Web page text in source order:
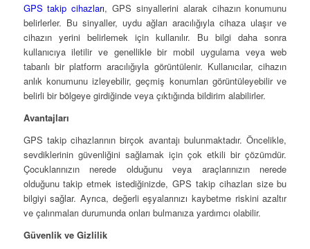
GPS takip cihazları, GPS sinyallerini alarak cihazın konumunu
belirlerler. Bu sinyaller, uydu ağları aracılığıyla cihaza ulaşır ve
cihazın yerini belirlemek için kullanılır. Bu bilgi daha sonra
kullanıcıya iletilir ve genellikle bir mobil uygulama veya web
tabanlı bir platform aracılığıyla görüntülenir. Kullanıcılar, cihazın
anlık konumunu izleyebilir, geçmiş konumları görüntüleyebilir ve
belirli bir bölgeye girdiğinde veya çıktığında bildirim alabilirler.
Avantajları
GPS takip cihazlarının birçok avantajı bulunmaktadır. Öncelikle,
sevdiklerinin güvenliğini sağlamak için çok etkili bir çözümdür.
Çocuklarınızın nerede olduğunu veya araçlarınızın nerede
olduğunu takip etmek istediğinizde, GPS takip cihazları size bu
bilgiyi sağlar. Ayrıca, değerli eşyalarınızı kaybetme riskini azaltır
ve çalınmaları durumunda onları bulmanıza yardımcı olabilir.
Güvenlik ve Gizlilik